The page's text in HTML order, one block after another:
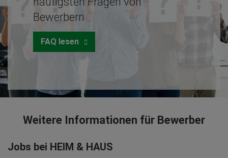
Bewerbern
FAQ lesen
Weitere Informationen für Bewerber
Jobs bei HEIM & HAUS